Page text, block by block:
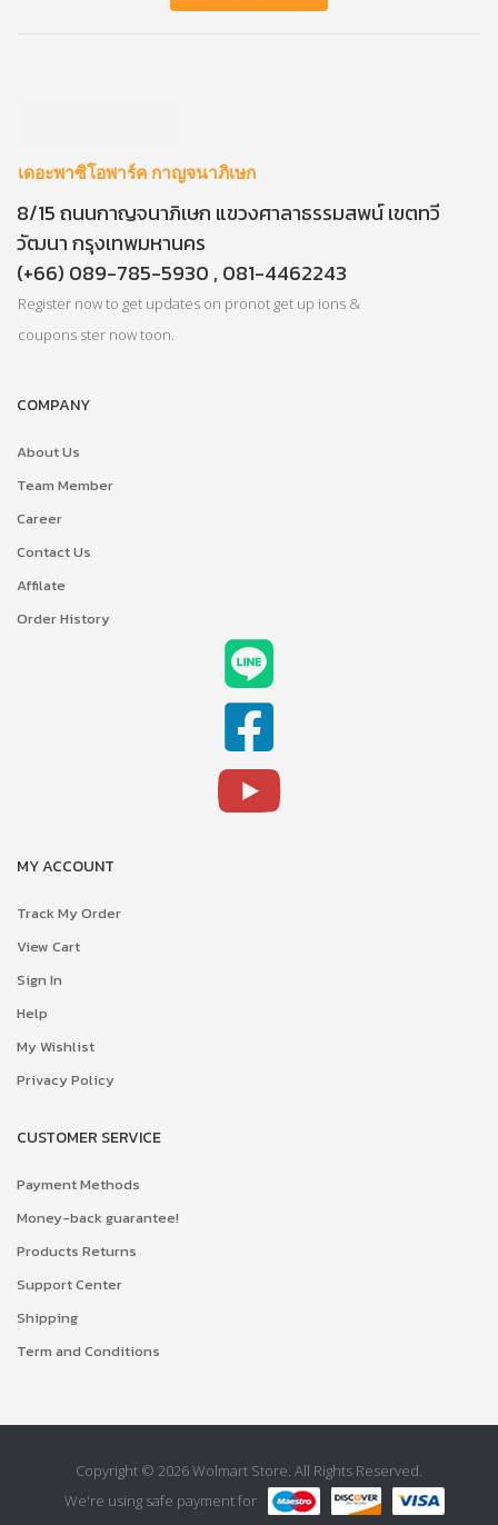
เดอะพาซิโอพาร์ค กาญจนาภิเษก
8/15 ถนนกาญจนาภิเษก แขวงศาลาธรรมสพน์ เขตทวี
วัฒนา กรุงเทพมหานคร
(+66) 089-785-5930 , 081-4462243
Register now to get updates on pronot get up ions &
coupons ster now toon.
COMPANY
About Us
Team Member
Career
Contact Us
Affilate
Order History
MY ACCOUNT
Track My Order
View Cart
Sign In
Help
My Wishlist
Privacy Policy
CUSTOMER SERVICE
Payment Methods
Money-back guarantee!
Products Returns
Support Center
Shipping
Term and Conditions
Copyright © 2026 Wolmart Store. All Rights Reserved.
We're using safe payment for